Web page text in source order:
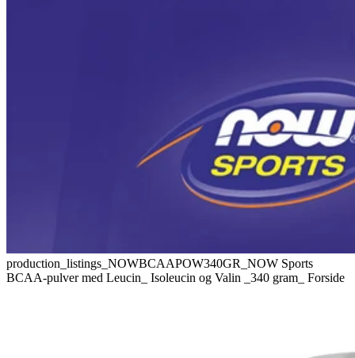
production_listings_NOWBCAAPOW340GR_NOW Sports
BCAA-pulver med Leucin_ Isoleucin og Valin _340 gram_ Forside